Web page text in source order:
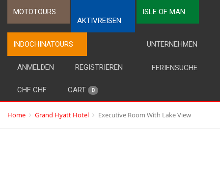
MOTOTOURS
AKTIVREISEN
ISLE OF MAN
INDOCHINATOURS UNTERNEHMEN
FERIENSUCHE
ANMELDEN REGISTRIEREN
CHF CHF CART 0
Home Grand Hyatt Hotel Executive Room With Lake View